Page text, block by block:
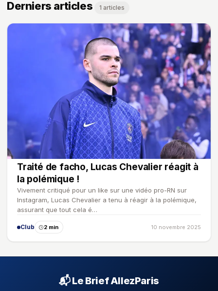
Derniers articles 1 articles
Traité de facho, Lucas Chevalier réagit à
la polémique !
Vivement critiqué pour un like sur une vidéo pro-RN sur
Instagram, Lucas Chevalier a tenu à réagir à la polémique,
assurant que tout cela é…
Club 2 min 10 novembre 2025
📬 Le Brief AllezParis